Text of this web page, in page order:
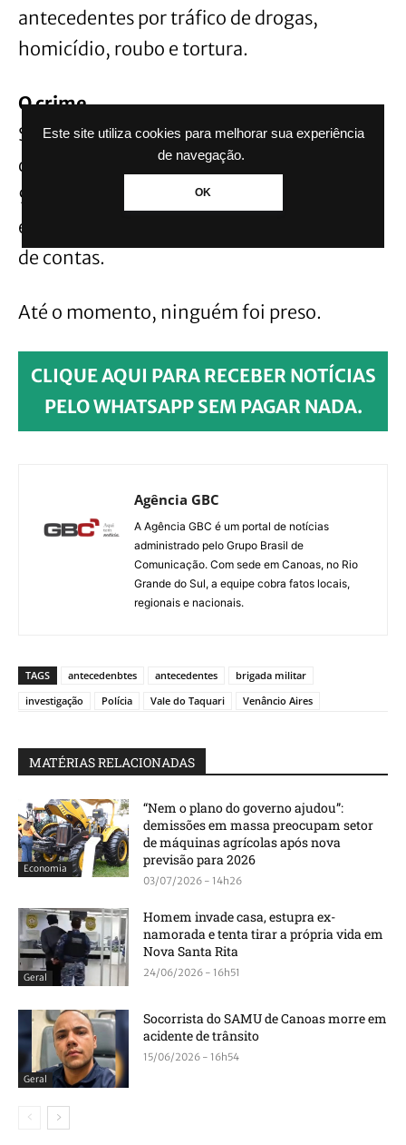
Este site utiliza cookies para melhorar sua experiência
de navegação.
OK
antecedentes por tráfico de drogas,
homicídio, roubo e tortura.
O crime
Segundo a polícia, o homem foi morto com
diversos tiros de pistolas calibre .380 e
9mm. A suspeita é que o caso seja uma
execução motivada por um provável acerto
de contas.
Até o momento, ninguém foi preso.
CLIQUE AQUI PARA RECEBER NOTÍCIAS
PELO WHATSAPP SEM PAGAR NADA.
Agência GBC
A Agência GBC é um portal de notícias
administrado pelo Grupo Brasil de
Comunicação. Com sede em Canoas, no Rio
Grande do Sul, a equipe cobra fatos locais,
regionais e nacionais.
TAGS antecedenbtes antecedentes
brigada militar
investigação
Polícia Vale do Taquari Venâncio Aires
MATÉRIAS RELACIONADAS
Economia
“Nem o plano do governo ajudou”:
demissões em massa preocupam setor
de máquinas agrícolas após nova
previsão para 2026
03/07/2026 - 14h26
Geral
Homem invade casa, estupra ex-
namorada e tenta tirar a própria vida em
Nova Santa Rita
24/06/2026 - 16h51
Geral
Socorrista do SAMU de Canoas morre em
acidente de trânsito
15/06/2026 - 16h54